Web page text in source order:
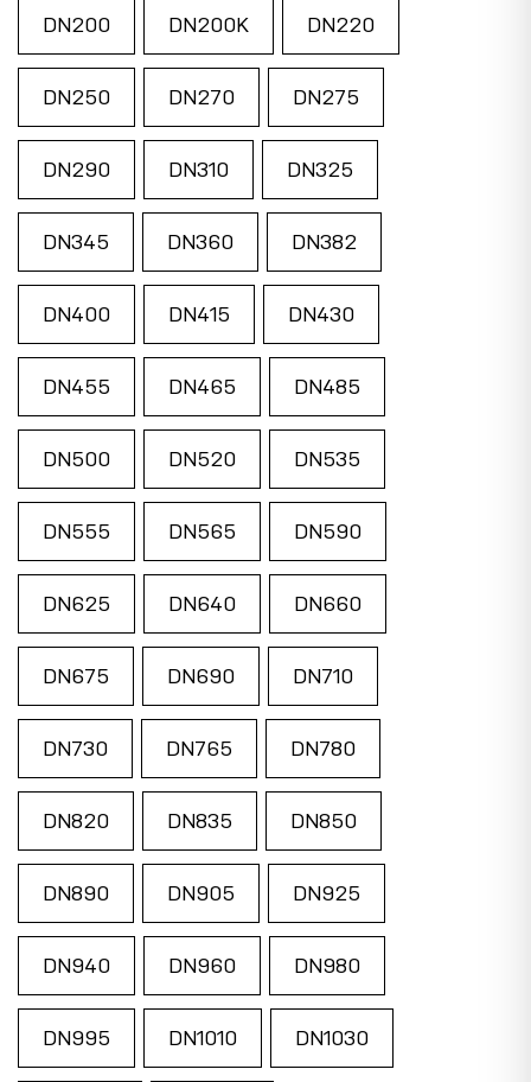
DN200 DN200K DN220
DN250 DN270 DN275
DN290 DN310 DN325
DN345 DN360 DN382
DN400 DN415 DN430
DN455 DN465 DN485
DN500 DN520 DN535
DN555 DN565 DN590
DN625 DN640 DN660
DN675 DN690 DN710
DN730 DN765 DN780
DN820 DN835 DN850
DN890 DN905 DN925
DN940 DN960 DN980
DN995 DN1010 DN1030